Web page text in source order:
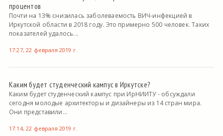
процентов
Почти на 13% снизилась заболеваемость ВИЧ-инфекцией в
Иркутской области в 2018 году. Это примерно 500 человек. Таких
показателей удалось...
17:27, 22 февраля 2019 г.
Каким будет студенческий кампус в Иркутске?
Каким будет студенческий кампус при ИрНИИТУ - обсуждали
сегодня молодые архитекторы и дизайнеры из 14 стран мира.
Они представили...
17:14, 22 февраля 2019 г.